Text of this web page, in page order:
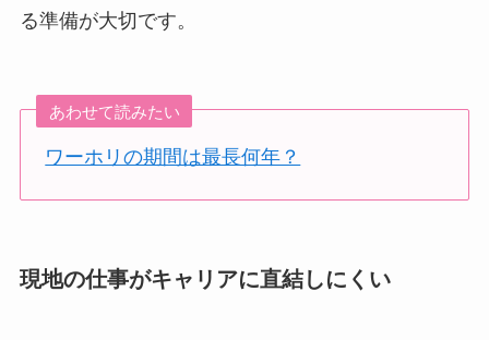
る準備が大切です。
あわせて読みたい
ワーホリの期間は最長何年？
現地の仕事がキャリアに直結しにくい